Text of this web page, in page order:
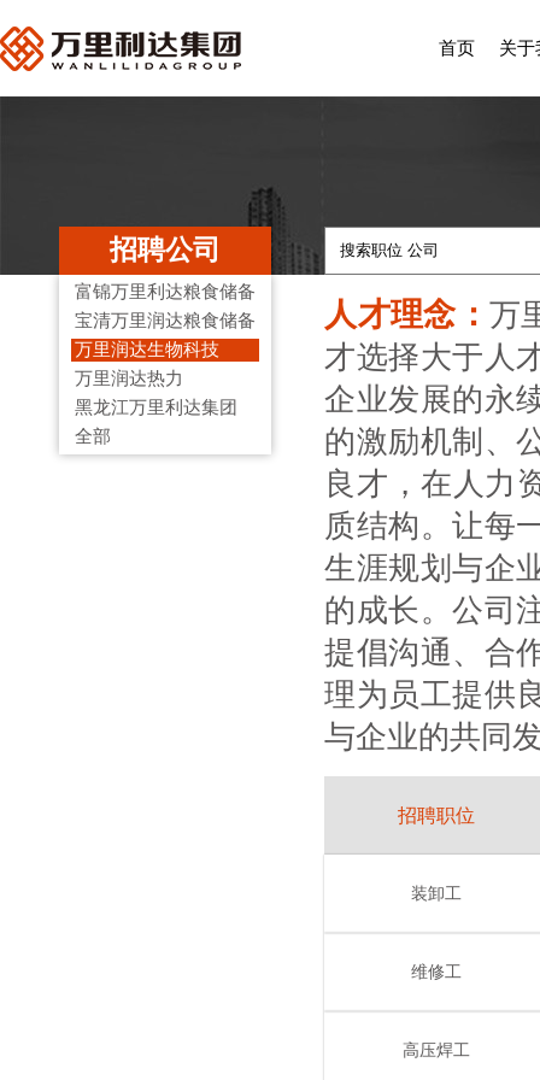
关于
首页
招聘公司
富锦万里利达粮食储备
宝清万里润达粮食储备
万里润达生物科技
万里润达热力
黑龙江万里利达集团
全部
人才理念： 万
才选择大于人
企业发展的永
的激励机制、
良才，在人力
质结构。让每
生涯规划与企
的成长。公司
提倡沟通、合
理为员工提供
与企业的共同
招聘职位
装卸工
维修工
高压焊工